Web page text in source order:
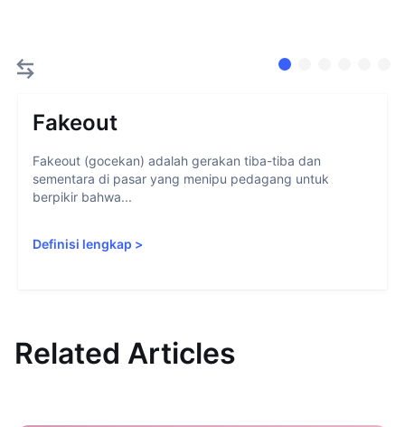
Fakeout
Fakeout (gocekan) adalah gerakan tiba-tiba dan
sementara di pasar yang menipu pedagang untuk
berpikir bahwa...
Definisi lengkap >
Related Articles